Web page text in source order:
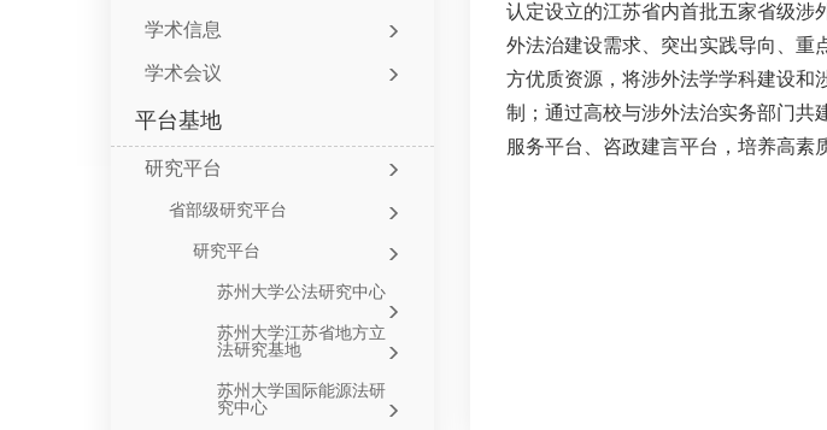
学术信息
学术会议
平台基地
研究平台
省部级研究平台
研究平台
苏州大学公法研究中心
苏州大学江苏省地方立
法研究基地
苏州大学国际能源法研
究中心
认定设立的江苏省内首批五家省级涉
外法治建设需求、突出实践导向、重
方优质资源，将涉外法学学科建设和
制；通过高校与涉外法治实务部门共
服务平台、咨政建言平台，培养高素